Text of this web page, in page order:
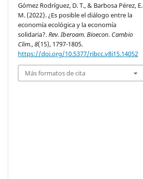
Gómez Rodríguez, D. T., & Barbosa Pérez, E.
M. (2022). ¿Es posible el diálogo entre la
economía ecológica y la economía
solidaria?.Rev. Iberoam. Bioecon. Cambio
Clim.,8(15), 1797-1805.
https://doi.org/10.5377/ribcc.v8i15.14052
Más formatos de cita